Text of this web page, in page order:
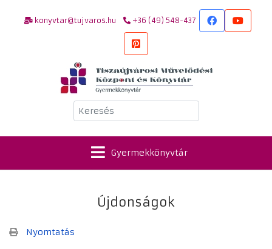
konyvtar@tujvaros.hu +36 (49) 548-437
Keresés
Gyermekkönyvtár
Újdonságok
Nyomtatás